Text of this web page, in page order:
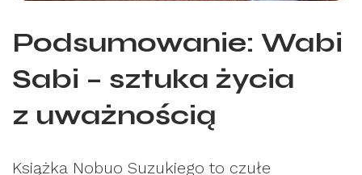
Podsumowanie: Wabi
Sabi – sztuka życia
z uważnością
Książka Nobuo Suzukiego to czułe